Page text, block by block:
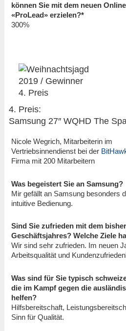
können Sie mit dem neuen
«ProLead» erzielen?*
300%
4. Preis:
Samsung 27″ WQHD The
Nicole Wegrich, Mitarbeiterin im
Vertriebsinnendienst bei der
Firma mit 200 Mitarbeitern
Was begeistert Sie an Samsung?
Mir gefällt an Samsung besonders
intuitive Bedienung.
Sind Sie zufrieden mit dem
Geschäftsjahres? Welche Ziele
Wir sind sehr zufrieden. Im neuen
Arbeitsqualität und
Was sind für Sie typisch
die im Kampf gegen die
helfen?
Hilfsbereitschaft,
Sinn für Qualität.